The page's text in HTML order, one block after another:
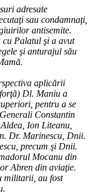
adresate
sau condamnaţi,
antisemite.
Palatul şi a avut
şi anturajul său
aplicării
Dl. Maniu a
pentru a se
Constantin
Ion Liteanu,
Dr. Marinescu, Dnii.
precum şi Dnii.
Mocanu din
Abren din aviaţie.
militarii, au fost